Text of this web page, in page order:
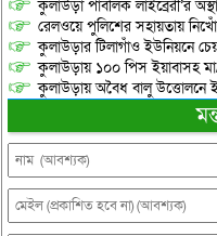
কুলাউড়া পাবলিক লাইব্রেরী’র
রেলওয়ে পুলিশের সহায়তায়
কুলাউড়ার টিলাগাঁও ইউনিয়নে
কুলাউড়ায় ১০০ পিস ইয়াবাসহ
কুলাউড়ায় অবৈধ বালু উত্তোলনে